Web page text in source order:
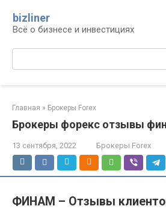
контенту
bizliner
Всё о бизнесе и инвестициях
Поиск:
Главная » Брокеры Forex
Брокеры форекс отзывы
13 сентября, 2022 Брокеры Forex
ФИНАМ – Отзывы